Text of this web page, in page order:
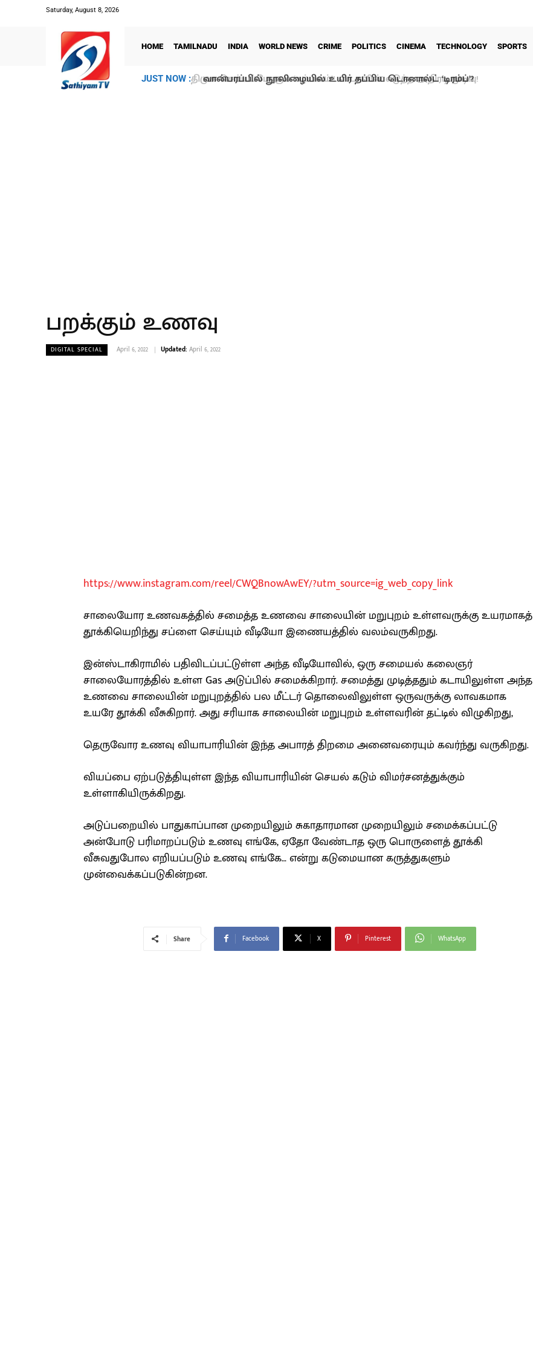
Saturday, August 8, 2026
HOME TAMILNADU INDIA WORLD NEWS CRIME POLITICS CINEMA TECHNOLOGY SPORTS
JUST NOW : வான்பரப்பில் நூலிழையில் உயிர் தப்பிய டொனால்ட் ‘டிரம்ப்’?
பறக்கும் உணவு
DIGITAL SPECIAL April 6, 2022 Updated: April 6, 2022
https://www.instagram.com/reel/CWQBnowAwEY/?utm_source=ig_web_copy_link
சாலையோர உணவகத்தில் சமைத்த உணவை சாலையின் மறுபுறம் உள்ளவருக்கு உயரமாகத்
தூக்கியெறிந்து சப்ளை செய்யும் வீடியோ இணையத்தில் வலம்வருகிறது.
இன்ஸ்டாகிராமில் பதிவிடப்பட்டுள்ள அந்த வீடியோவில், ஒரு சமையல் கலைஞர்
சாலையோரத்தில் உள்ள Gas அடுப்பில் சமைக்கிறார். சமைத்து முடித்ததும் கடாயிலுள்ள அந்த
உணவை சாலையின் மறுபுறத்தில் பல மீட்டர் தொலைவிலுள்ள ஒருவருக்கு லாவகமாக
உயரே தூக்கி வீசுகிறார். அது சரியாக சாலையின் மறுபுறம் உள்ளவரின் தட்டில் விழுகிறது,
தெருவோர உணவு வியாபாரியின் இந்த அபாரத் திறமை அனைவரையும் கவர்ந்து வருகிறது.
வியப்பை ஏற்படுத்தியுள்ள இந்த வியாபாரியின் செயல் கடும் விமர்சனத்துக்கும்
உள்ளாகியிருக்கிறது.
அடுப்பறையில் பாதுகாப்பான முறையிலும் சுகாதாரமான முறையிலும் சமைக்கப்பட்டு
அன்போடு பரிமாறப்படும் உணவு எங்கே, ஏதோ வேண்டாத ஒரு பொருளைத் தூக்கி
வீசுவதுபோல எறியப்படும் உணவு எங்கே… என்று கடுமையான கருத்துகளும்
முன்வைக்கப்படுகின்றன.
Share Facebook X Pinterest WhatsApp